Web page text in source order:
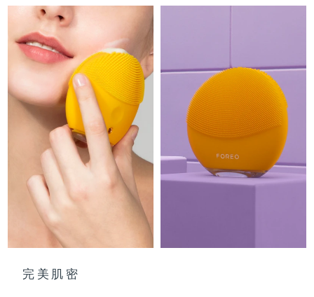
完美肌密
FOREO APP
关于我们
哈萨克斯坦
科威特
拉脱维亚 预计送达日期8/10/26
黎巴嫩 预计送达日期8/11/26
立陶宛 预计送达日期 8/10/26
卢森堡 预计送达日期8/10/26
中国澳门特别行政区
马来西亚 预计送达日期8/13/26
马耳他